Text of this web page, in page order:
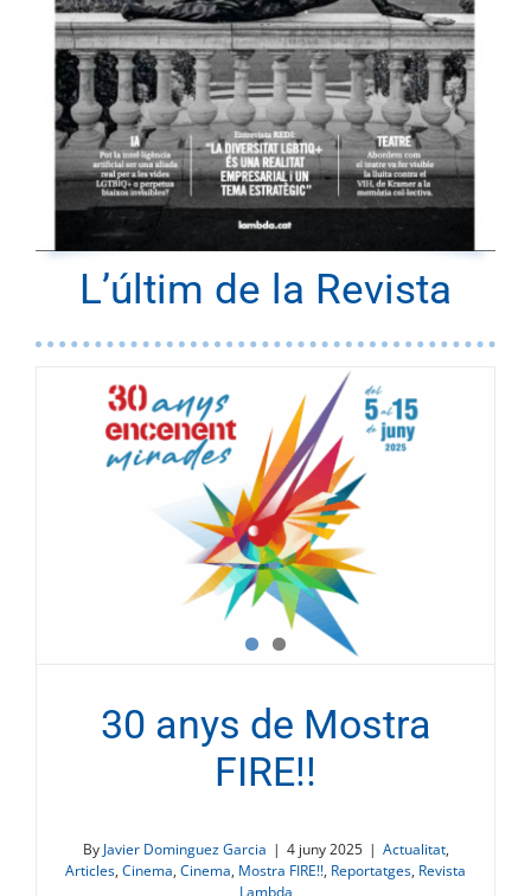
L’últim de la Revista
30 anys de Mostra
FIRE!!
By Javier Dominguez Garcia | 4 juny 2025 | Actualitat,
Articles, Cinema, Cinema, Mostra FIRE!!, Reportatges, Revista